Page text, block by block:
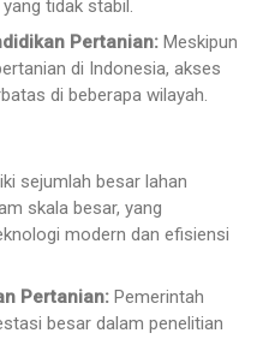
tidak stabil.
Pertanian: Meskipun
di Indonesia, akses
di beberapa wilayah.
sejumlah besar lahan
skala besar, yang
modern dan efisiensi
Pertanian: Pemerintah
besar dalam penelitian